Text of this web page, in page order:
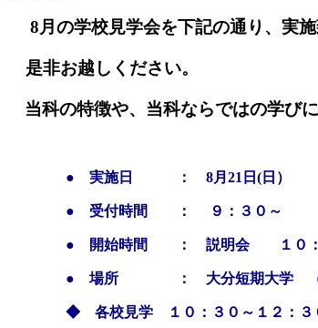
8月の学校見学会を下記の通り、実施
是非お越しください。
当科の特徴や、当科ならではの学び
● 実施日 ： 8月21日(日）
● 受付時間 ： ９：３０～
● 開始時間 ： 説明会 １０：
● 場所 ： 大分短期大学 （日
◆ 各校見学 １０：３０～１２：３０